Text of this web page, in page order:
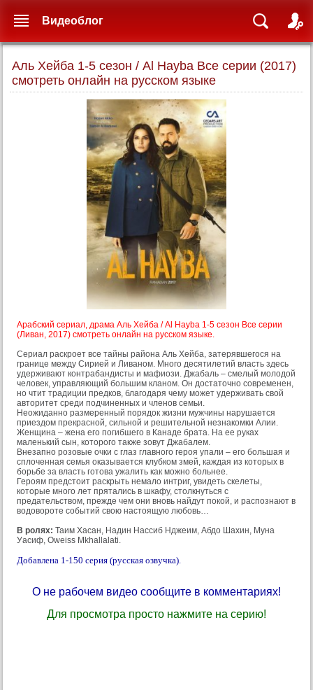
Аль Хейба 1-5 сезон / Al Hayba Все серии (2017)
смотреть онлайн на русском языке
Арабский сериал, драма Аль Хейба / Al Hayba 1-5 сезон Все серии
(Ливан, 2017) смотреть онлайн на русском языке.
Сериал раскроет все тайны района Аль Хейба, затерявшегося на
границе между Сирией и Ливаном. Много десятилетий власть здесь
удерживают контрабандисты и мафиози. Джабаль – смелый молодой
человек, управляющий большим кланом. Он достаточно современен,
но чтит традиции предков, благодаря чему может удерживать свой
авторитет среди подчиненных и членов семьи.
Неожиданно размеренный порядок жизни мужчины нарушается
приездом прекрасной, сильной и решительной незнакомки Алии.
Женщина – жена его погибшего в Канаде брата. На ее руках
маленький сын, которого также зовут Джабалем.
Внезапно розовые очки с глаз главного героя упали – его большая и
сплоченная семья оказывается клубком змей, каждая из которых в
борьбе за власть готова ужалить как можно больнее.
Героям предстоит раскрыть немало интриг, увидеть скелеты,
которые много лет прятались в шкафу, столкнуться с
предательством, прежде чем они вновь найдут покой, и распознают в
водовороте событий свою настоящую любовь…
В ролях: Таим Хасан, Надин Нассиб Нджеим, Абдо Шахин, Муна
Уасиф, Oweiss Mkhallalati.
Добавлена 1-150 серия (русская озвучка).
О не рабочем видео сообщите в комментариях!
Для просмотра просто нажмите на серию!
Видеоблог